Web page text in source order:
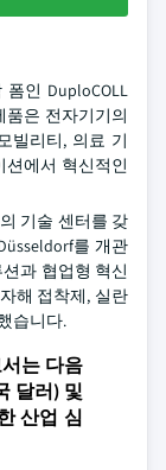
인 DuploCOLL
품은 전자기기의
빌리티, 의료 기
에서 혁신적인
기술 센터를 갖
를 개관
과 협업형 혁신
해 접착제, 실란
습니다.
는 다음
달러) 및
산업 심